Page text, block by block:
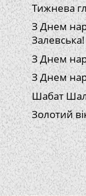
Тижнева
З Днем
Залевська!
З Днем
З Днем
Шабат
Золотий